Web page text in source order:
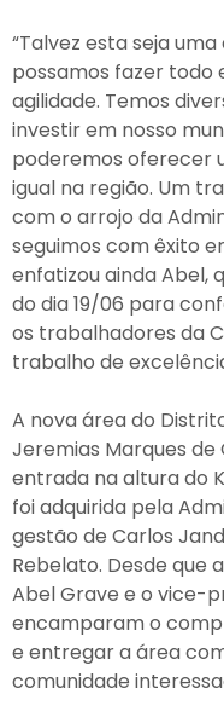
“Talvez esta seja
possamos fazer todo
agilidade. Temos
investir em nosso
poderemos oferecer
igual na região. Um
com o arrojo da
seguimos com êxito
enfatizou ainda Abel,
do dia 19/06 para
os trabalhadores da
trabalho de
A nova área do
Jeremias Marques de
entrada na altura do
foi adquirida pela
gestão de Carlos
Rebelato. Desde que
Abel Grave e o vice-
encamparam o
e entregar a área
comunidade